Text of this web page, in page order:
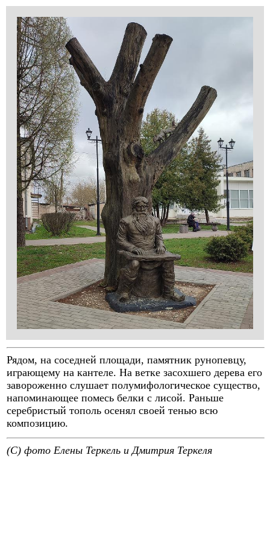
Рядом, на соседней площади, памятник рунопевцу,
играющему на кантеле. На ветке засохшего дерева его
завороженно слушает полумифологическое существо,
напоминающее помесь белки с лисой. Раньше
серебристый тополь осенял своей тенью всю
композицию.
(C) фото Елены Теркель и Дмитрия Теркеля